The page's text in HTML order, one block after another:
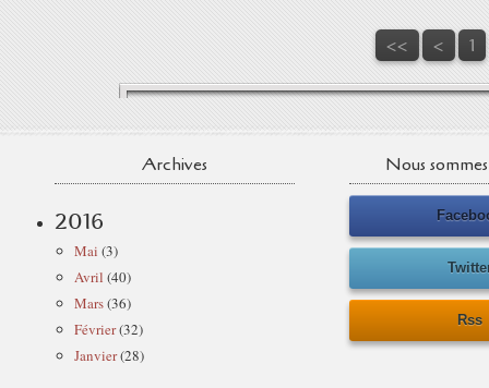
<< < 1
Archives
2016
Mai (3)
Avril (40)
Mars(36)
Février(32)
Janvier(28)
Nous
Rss